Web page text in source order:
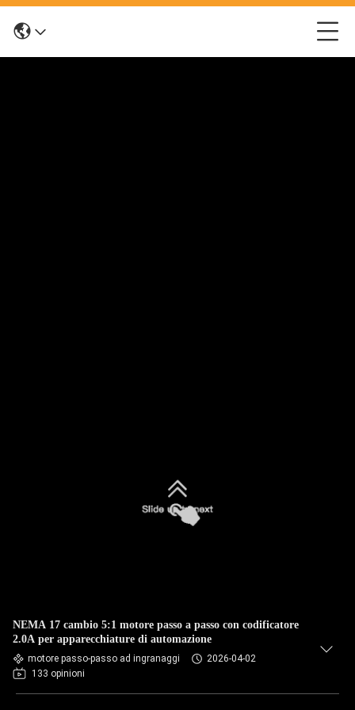
NEMA 17 cambio 5:1 motore passo a passo con codificatore
2.0A per apparecchiature di automazione
motore passo-passo ad ingranaggi
2026-04-02
133 opinioni